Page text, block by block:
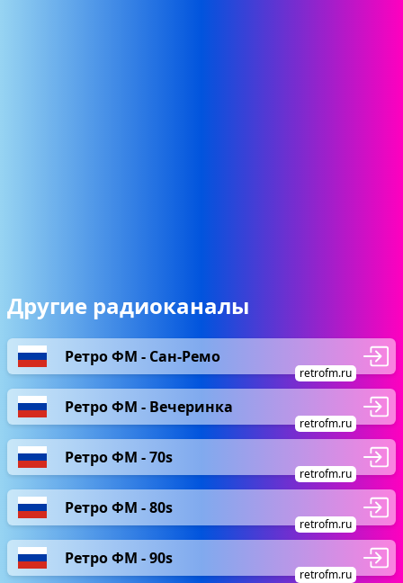
Другие радиоканалы
Ретро ФМ - Сан-Ремо
retrofm.ru
Ретро ФМ - Вечеринка
retrofm.ru
Ретро ФМ - 70s
retrofm.ru
Ретро ФМ - 80s
retrofm.ru
Ретро ФМ - 90s
retrofm.ru